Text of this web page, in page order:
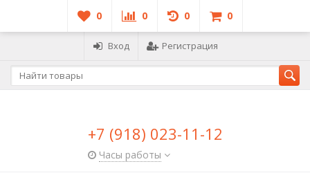
0 0 0 0
Вход Регистрация
+7 (918) 023-11-12
Часы работы